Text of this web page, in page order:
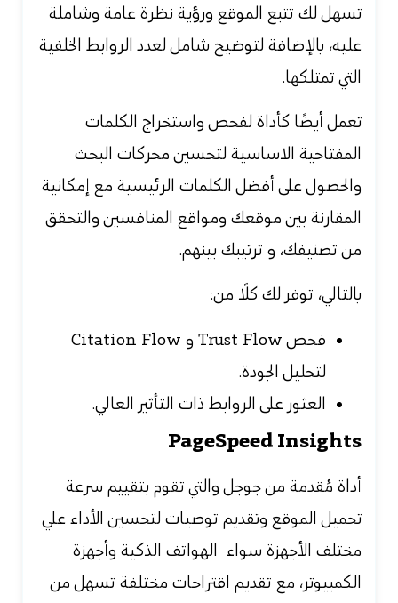
تسهل لك تتبع الموقع ورؤية نظرة عامة وشاملة
عليه، بالإضافة لتوضيح شامل لعدد الروابط الخلفية
التي تمتلكها.
تعمل أيضًا كأداة لفحص واستخراج الكلمات
المفتاحية الاساسية لتحسين محركات البحث
والحصول على أفضل الكلمات الرئيسية مع إمكانية
المقارنة بين موقعك ومواقع المنافسين والتحقق
من تصنيفك، و ترتيبك بينهم.
بالتالي، توفر لك كلًا من:
فحص Trust Flow و Citation Flow
لتحليل الجودة.
العثور على الروابط ذات التأثير العالي.
PageSpeed Insights
أداة مُقدمة من جوجل والتي تقوم بتقييم سرعة
تحميل الموقع وتقديم توصيات لتحسين الأداء علي
مختلف الأجهزة سواء الهواتف الذكية وأجهزة
الكمبيوتر، مع تقديم اقتراحات مختلفة تسهل من